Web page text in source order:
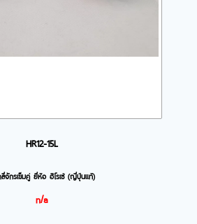
HR12-15L
ลี่จักรเข็มคู่ ยี่ห้อ ฮิโรเซ่ (ญี่ปุ่นแท้)
n/a